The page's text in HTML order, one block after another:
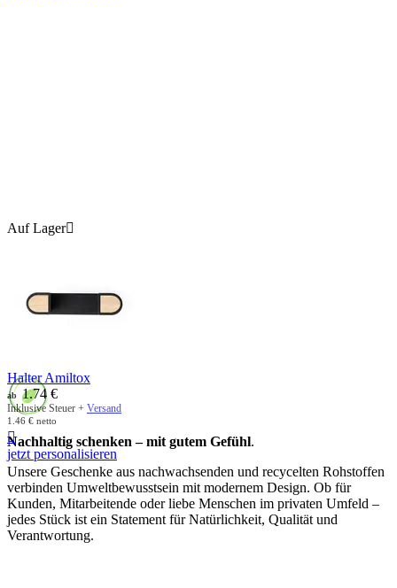
Auf Lager
Nachhaltig schenken – mit gutem Gefühl.
Unsere Geschenke aus nachwachsenden und recycelten Rohstoffen
verbinden Umweltbewusstsein mit modernem Design. Ob für
Kunden, Mitarbeitende oder liebe Menschen im privaten Umfeld –
jedes Stück ist ein Statement für Natürlichkeit, Qualität und
Verantwortung.
Halter Amiltox
ab 1.74 €
Inklusive Steuer + Versand
1.46 € netto

jetzt personalisieren